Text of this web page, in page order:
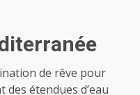
de rêve pour
étendues d’eau